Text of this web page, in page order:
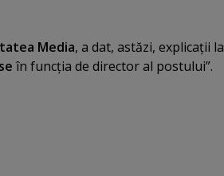
Media, a dat, astăzi, explicaţii la
în funcţia de director al postului”.